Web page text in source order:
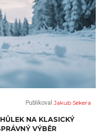
Publikoval Jakub Sekera
NA KLASICKÝ
VÝBĚR